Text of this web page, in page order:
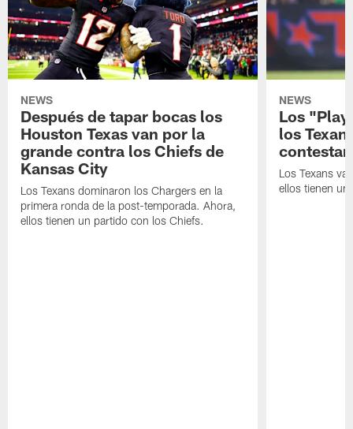
NEWS
Después de tapar bocas los
Houston Texas van por la
grande contra los Chiefs de
Kansas City
Los Texans dominaron los Chargers en la
primera ronda de la post-temporada. Ahora,
ellos tienen un partido con los Chiefs.
NEWS
Los
los
contestar
Los Texans
ellos tienen un